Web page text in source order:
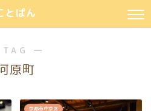
とぱん
―
原町
京都市中京区